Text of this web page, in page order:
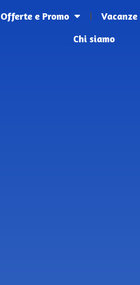
Offerte e Promo Vacanze
Chi siamo